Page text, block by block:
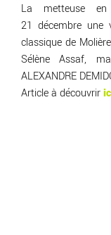
La metteuse en
21 décembre une
classique de
Sélène Assaf,
ALEXANDRE
Article à découvrir